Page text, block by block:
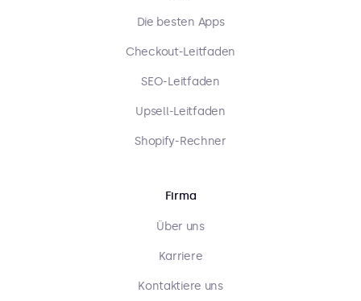
Die besten Apps
Checkout-Leitfaden
SEO-Leitfaden
Upsell-Leitfaden
Shopify-Rechner
Firma
Über uns
Karriere
Kontaktiere uns